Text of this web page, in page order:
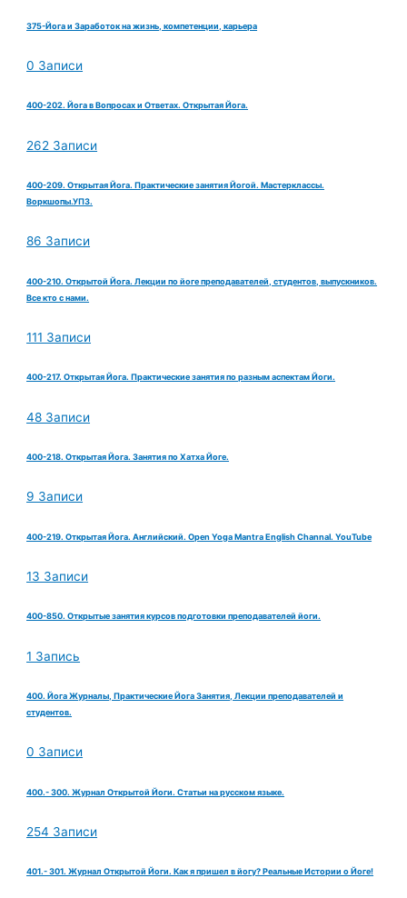
375-Йога и Заработок на жизнь, компетенции, карьера
0 Записи
400-202. Йога в Вопросах и Ответах. Открытая Йога.
262 Записи
400-209. Открытая Йога. Практические занятия Йогой. Мастерклассы.
Воркшопы.УПЗ.
86 Записи
400-210. Открытой Йога. Лекции по йоге преподавателей, студентов, выпускников.
Все кто с нами.
111 Записи
400-217. Открытая Йога. Практические занятия по разным аспектам Йоги.
48 Записи
400-218. Открытая Йога. Занятия по Хатха Йоге.
9 Записи
400-219. Открытая Йога. Английский. Open Yoga Mantra English Channal. YouTube
13 Записи
400-850. Открытые занятия курсов подготовки преподавателей йоги.
1 Запись
400. Йога Журналы, Практические Йога Занятия, Лекции преподавателей и
студентов.
0 Записи
400.- 300. Журнал Открытой Йоги. Статьи на русском языке.
254 Записи
401.- 301. Журнал Открытой Йоги. Как я пришел в йогу? Реальные Истории о Йоге!